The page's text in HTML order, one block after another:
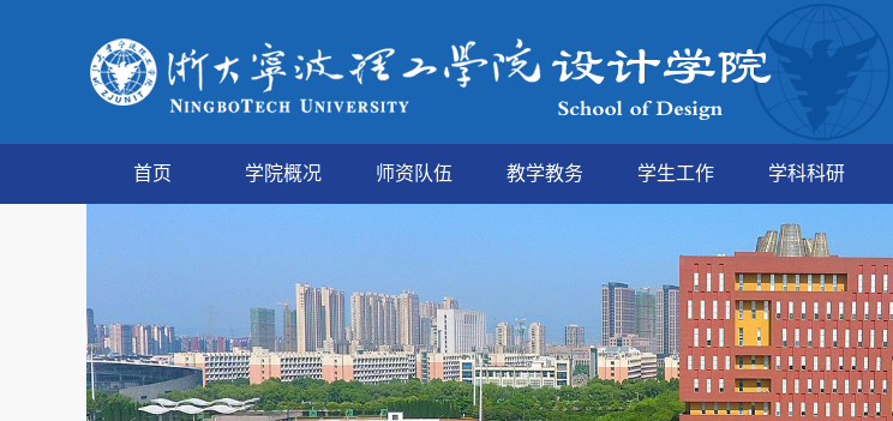
首页 学院概况 师资队伍 教学教务 学生工作 学科科研